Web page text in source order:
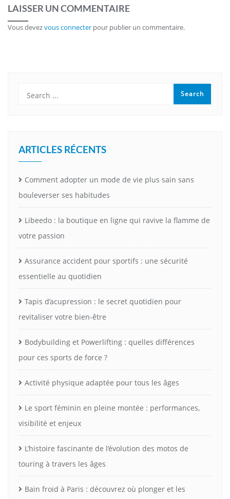
LAISSER UN COMMENTAIRE
Vous devezvous connecter pour publier un commentaire.
ARTICLES RÉCENTS
Comment adopter un mode de vie plus sain sans
bouleverser ses habitudes
Libeedo : la boutique en ligne qui ravive la flamme de
votre passion
Assurance accident pour sportifs : une sécurité
essentielle au quotidien
Tapis d’acupression : le secret quotidien pour
revitaliser votre bien-être
Bodybuilding et Powerlifting : quelles différences
pour ces sports de force ?
Activité physique adaptée pour tous les âges
Le sport féminin en pleine montée : performances,
visibilité et enjeux
L’histoire fascinante de l’évolution des motos de
touring à travers les âges
Bain froid à Paris : découvrez où plonger et les